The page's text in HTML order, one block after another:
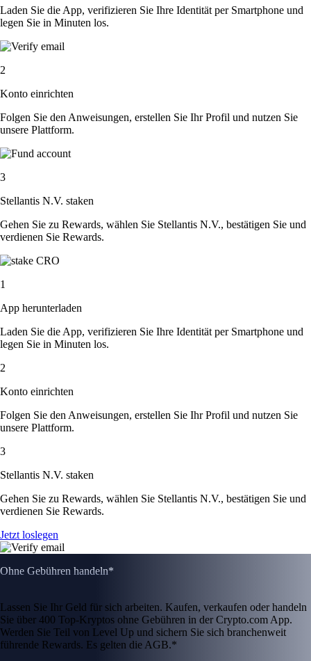
Laden Sie die App, verifizieren Sie Ihre Identität per Smartphone und
legen Sie in Minuten los.
2
Konto einrichten
Folgen Sie den Anweisungen, erstellen Sie Ihr Profil und nutzen Sie
unsere Plattform.
3
Stellantis N.V. staken
Gehen Sie zu Rewards, wählen Sie Stellantis N.V., bestätigen Sie und
verdienen Sie Rewards.
1
App herunterladen
Laden Sie die App, verifizieren Sie Ihre Identität per Smartphone und
legen Sie in Minuten los.
2
Konto einrichten
Folgen Sie den Anweisungen, erstellen Sie Ihr Profil und nutzen Sie
unsere Plattform.
3
Stellantis N.V. staken
Gehen Sie zu Rewards, wählen Sie Stellantis N.V., bestätigen Sie und
verdienen Sie Rewards.
Jetzt loslegen
Ohne Gebühren handeln*
Lassen Sie Ihr Geld für sich arbeiten. Kaufen, verkaufen oder handeln
Sie über 400 Top-Kryptos ohne Gebühren in der Crypto.com App.
Werden Sie Teil von Level Up und sichern Sie sich branchenweit
führende Rewards. Es gelten die AGB.*